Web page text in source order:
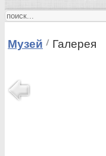
Музей Галерея